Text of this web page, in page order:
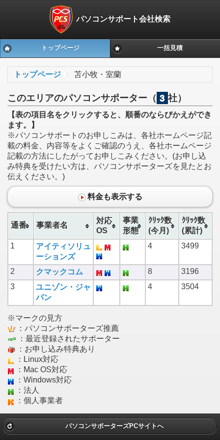
パソコンサポート会社検索
トップページ 一括見積
トップページ 苫小牧・室蘭
このエリアのパソコンサポーター（ 3 社）
【表の項目名をクリックすると、順番のならびかえができ
ます。】
※パソコンサポートのお申しこみは、各社ホームページ記
載の料金、内容等をよくご確認のうえ、各社ホームページ
記載の方法にしたがってお申しこみください。(お申し込
み特典を受けたい方は、パソコンサポーターズを見たとお
伝えください。)
料金も表示する
通番 事業者名
対応
OS
事業
形態
ｸﾘｯｸ数
(今月)
ｸﾘｯｸ数
(累計)
1
アイティソリュ
ーションズ
4 3499
2 クマックコム 8
3196
3
ユニゾン・ジャ
パン
4 3504
※マークの見方
：パソコンサポーターズ推薦
：最近登録されたサポーター
：お申し込み特典あり
：Linux対応
：Mac OS対応
：Windows対応
：法人
：個人事業者
パソコンサポーターズPCサイトへ